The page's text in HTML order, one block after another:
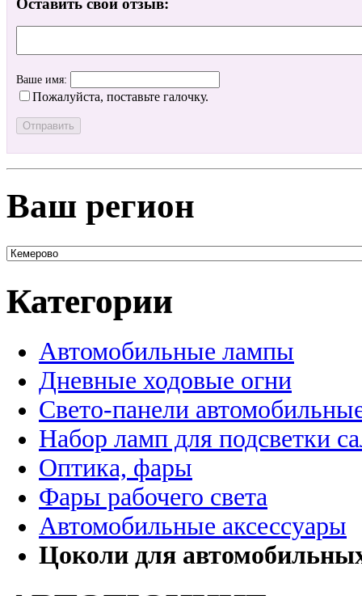
Оставить свой отзыв:
Ваше имя:
Пожалуйста, поставьте галочку.
Ваш регион
Категории
Автомобильные лампы
Дневные ходовые огни
Свето-панели
Набор ламп для подсветки
Оптика, фары
Фары рабочего света
Автомобильные аксессуары
Цоколи для